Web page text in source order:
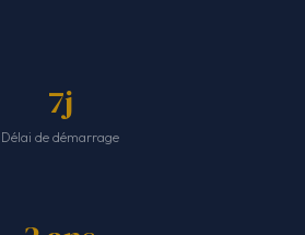
7j
Délai de démarrage